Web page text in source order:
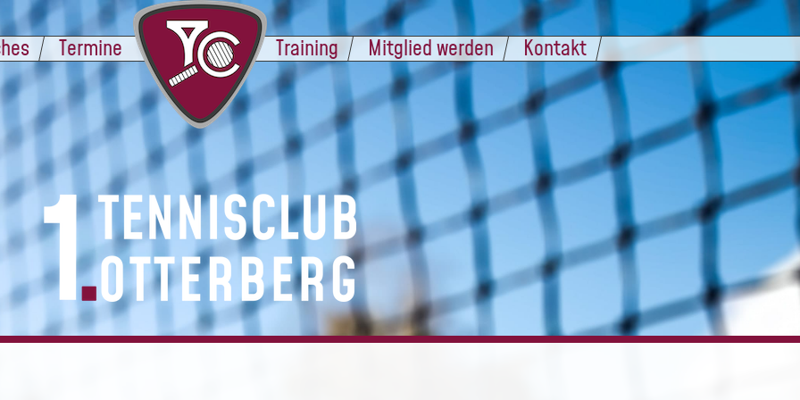
Termine Training Mitglied werden Kontakt